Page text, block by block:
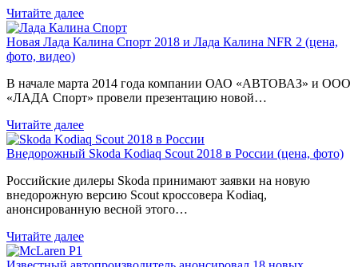
Читайте далее
Новая Лада Калина Спорт 2018 и Лада Калина NFR 2 (цена,
фото, видео)
В начале марта 2014 года компании ОАО «АВТОВАЗ» и ООО
«ЛАДА Спорт» провели презентацию новой…
Читайте далее
Внедорожный Skoda Kodiaq Scout 2018 в России (цена, фото)
Российские дилеры Skoda принимают заявки на новую
внедорожную версию Scout кроссовера Kodiaq,
анонсированную весной этого…
Читайте далее